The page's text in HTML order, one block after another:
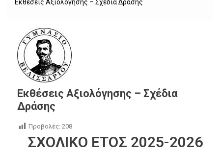
Εκθέσεις Αξιολόγησης – Σχέδια Δράσης
Εκθέσεις Αξιολόγησης – Σχέδια
Δράσης
Προβολές: 208
ΣΧΟΛΙΚΟ ΕΤΟΣ 2025-2026